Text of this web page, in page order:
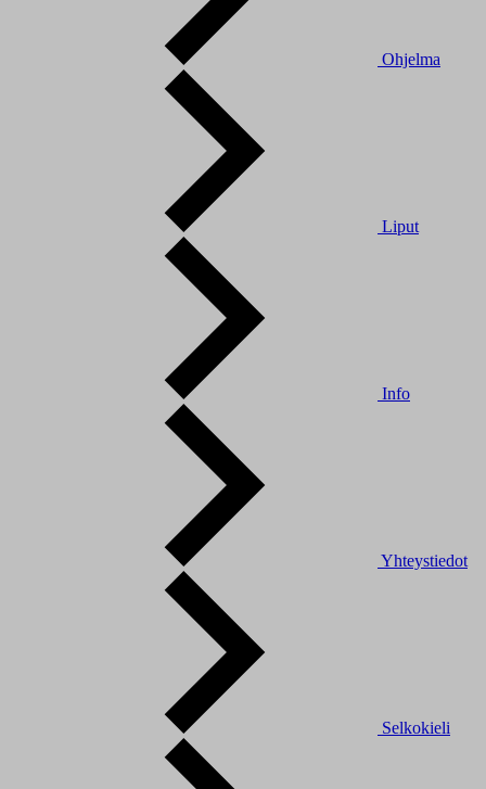
Ohjelma
Liput
Info
Yhteystiedot
Selkokieli